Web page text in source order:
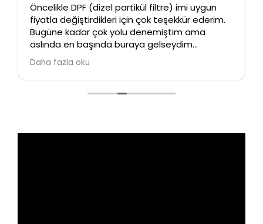
Öncelikle DPF (dizel partikül filtre) imi uygun
fiyatla değiştirdikleri için çok teşekkür ederim.
Bugüne kadar çok yolu denemiştim ama
aslında en başında buraya gelseydim
paramda cebimde kalırdı ve boşuna vakit
harcamazdım. Cemal Bey ve Özkan Bey başta
olmak üzere herkese yardımlarından ötürü
teşekkür ederim. Kesinlikle dpf sorunumu
Daha fazla oku